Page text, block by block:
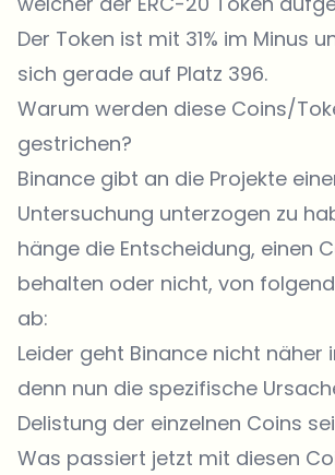
Der Token ist mit 31% im Minus
sich gerade auf Platz 396.
Warum werden diese Coins/
gestrichen?
Binance gibt an die Projekte
Untersuchung unterzogen zu
hänge die Entscheidung, einen
behalten oder nicht, von
ab:
Leider geht Binance nicht näher
denn nun die spezifische
Delistung der einzelnen Coins
Was passiert jetzt mit diesen